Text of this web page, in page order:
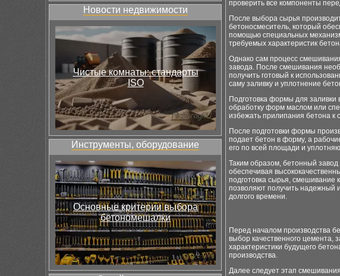
Новости недвижимости
Чистые комнаты: стандарты
ISO
Инструменты, оборудование
Основные критерии выбора
бетономешалки
проверить все компоненты
После выбора сырья
бетоносмеситель, который
помощью специальных
требуемых характеристик
Однако сам процесс
завода. После смешивания
получить готовый к
саму заливку и уплотнение
Подготовка формы для заливки
обработку форм маслом или
избежать прилипания бетона к
После подготовки формы
подает бетон в форму, а
его по всей площади и
Таким образом, бетонный
обеспечивая
подготовка сырья, смешивание
позволяют получить надежный
долгого времени.
Перед началом производства
выбор качественного цемента,
характеристики будущего
производства.
Далее следует этап